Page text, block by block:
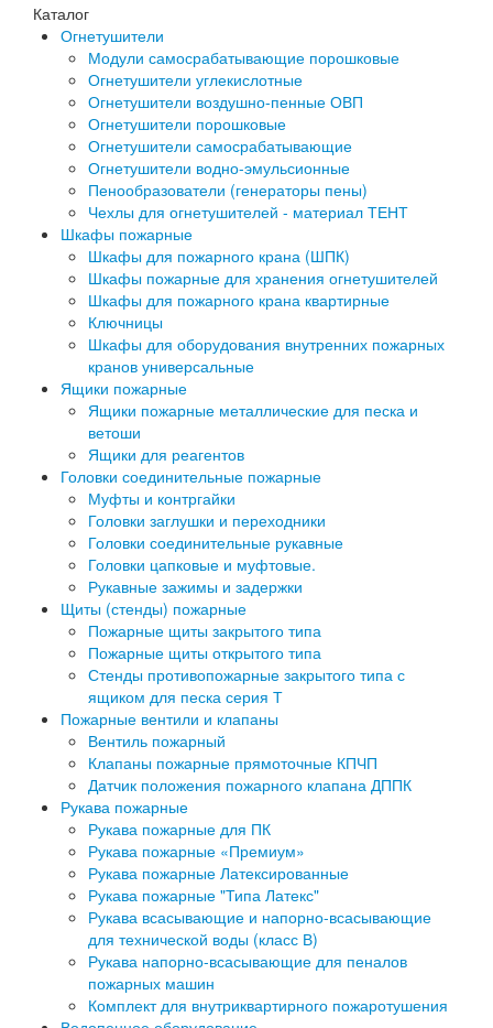
Каталог
Огнетушители
Модули самосрабатывающие порошковые
Огнетушители углекислотные
Огнетушители воздушно-пенные ОВП
Огнетушители порошковые
Огнетушители самосрабатывающие
Огнетушители водно-эмульсионные
Пенообразователи (генераторы пены)
Чехлы для огнетушителей - материал ТЕНТ
Шкафы пожарные
Шкафы для пожарного крана (ШПК)
Шкафы пожарные для хранения огнетушителей
Шкафы для пожарного крана квартирные
Ключницы
Шкафы для оборудования внутренних пожарных
кранов универсальные
Ящики пожарные
Ящики пожарные металлические для песка и
ветоши
Ящики для реагентов
Головки соединительные пожарные
Муфты и контргайки
Головки заглушки и переходники
Головки соединительные рукавные
Головки цапковые и муфтовые.
Рукавные зажимы и задержки
Щиты (стенды) пожарные
Пожарные щиты закрытого типа
Пожарные щиты открытого типа
Стенды противопожарные закрытого типа с
ящиком для песка серия Т
Пожарные вентили и клапаны
Вентиль пожарный
Клапаны пожарные прямоточные КПЧП
Датчик положения пожарного клапана ДППК
Рукава пожарные
Рукава пожарные для ПК
Рукава пожарные «Премиум»
Рукава пожарные Латексированные
Рукава пожарные "Типа Латекс"
Рукава всасывающие и напорно-всасывающие
для технической воды (класс В)
Рукава напорно-всасывающие для пеналов
пожарных машин
Комплект для внутриквартирного пожаротушения